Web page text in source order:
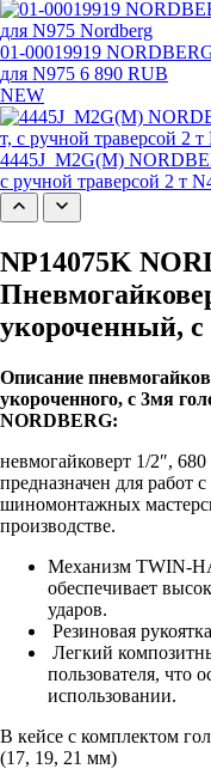
01-00019919
для N975 6 890 RUB
NEW
4445J_M2G(M)
с ручной траверсой 2 т
NP14075K
укороченный, с
Описание
укороченного, с 3мя
NORDBERG:
невмогайковерт 1/2″,
предназначен для работ
шиномонтажных
производстве.
Механизм TWIN-
обеспечивает
ударов.
Резиновая
Легкий
пользователя, что
использовании.
В кейсе с комплектом
(17, 19, 21 мм)